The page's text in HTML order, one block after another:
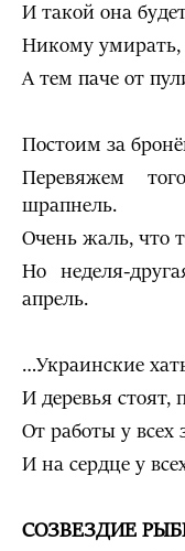
И такой она
Никому умирать,
А тем паче от
Постоим за
Перевяжем
шрапнель.
Очень жаль, что
Но неделя-
апрель.
…Украинские
И деревья
От работы у всех
И на сердце у
СОЗВЕЗДИЕ